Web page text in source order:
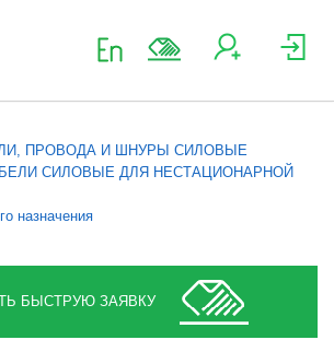
ПРОВОДА И ШНУРЫ СИЛОВЫЕ
СИЛОВЫЕ ДЛЯ НЕСТАЦИОНАРНОЙ
назначения
БЫСТРУЮ ЗАЯВКУ